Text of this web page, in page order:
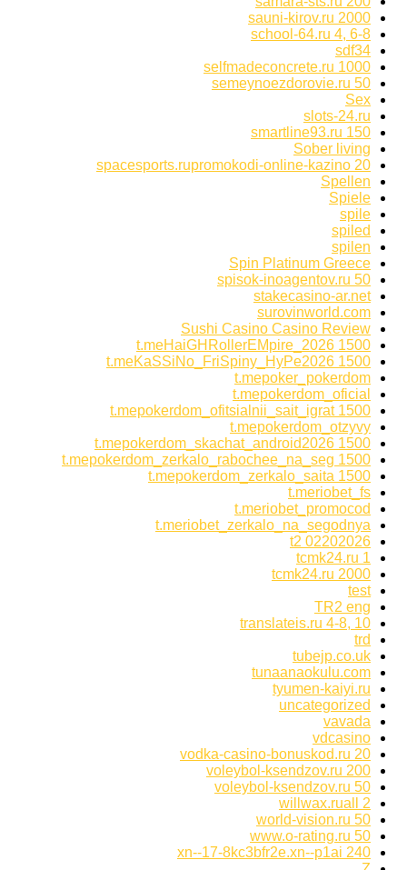
sauni-kirov.ru 2000
school-64.ru 4, 6-8
sdf34
selfmadeconcrete.ru 1000
semeynoezdorovie.ru 50
Sex
slots-24.ru
smartline93.ru 150
Sober living
spacesports.rupromokodi-online-kazino 20
Spellen
Spiele
spile
spiled
spilen
Spin Platinum Greece
spisok-inoagentov.ru 50
stakecasino-ar.net
surovinworld.com
Sushi Casino Casino Review
t.meHaiGHRollerEMpire_2026 1500
t.meKaSSiNo_FriSpiny_HyPe2026 1500
t.mepoker_pokerdom
t.mepokerdom_oficial
t.mepokerdom_ofitsialnii_sait_igrat 1500
t.mepokerdom_otzyvy
t.mepokerdom_skachat_android2026 1500
t.mepokerdom_zerkalo_rabochee_na_seg 1500
t.mepokerdom_zerkalo_saita 1500
t.meriobet_fs
t.meriobet_promocod
t.meriobet_zerkalo_na_segodnya
t2 02202026
tcmk24.ru 1
tcmk24.ru 2000
test
TR2 eng
translateis.ru 4-8, 10
trd
tubejp.co.uk
tunaanaokulu.com
tyumen-kaiyi.ru
uncategorized
vavada
vdcasino
vodka-casino-bonuskod.ru 20
voleybol-ksendzov.ru 200
voleybol-ksendzov.ru 50
willwax.ruall 2
world-vision.ru 50
www.o-rating.ru 50
xn--17-8kc3bfr2e.xn--p1ai 240